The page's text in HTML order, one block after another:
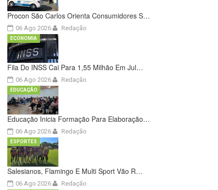
Procon São Carlos Orienta Consumidores S…
06 Ago 2026 Redação
Fila Do INSS Cai Para 1,55 Milhão Em Jul…
06 Ago 2026
ECONOMIA
Redação
Educação Inicia Formação Para Elaboração…
06 Ago 2026
EDUCAÇÃO
Redação
Salesianos, Flamingo E Multi Sport Vão R…
06 Ago 2026
ESPORTES
Redação